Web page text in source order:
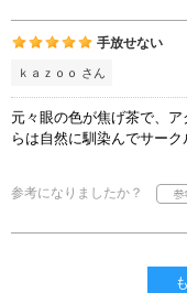
手放せない
ｋａｚｏｏ さん
元々眼の色が焦げ茶で、
らは自然に馴染んでサーク
参考になりましたか？